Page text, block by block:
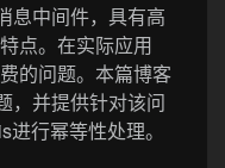
息中间件，具有高
点。在实际应用
的问题。本篇博客
，并提供针对该问
行幂等性处理。